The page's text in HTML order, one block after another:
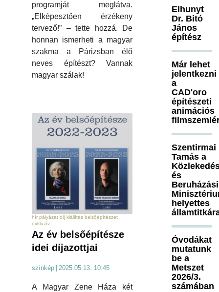
programját meglátva.
„Elképesztően érzékeny
tervező!” – tette hozzá. De
honnan ismerheti a magyar
szakma a Párizsban élő
neves építészt? Vannak
magyar szálak!
hír pályázat díj kiállítás belsőépítészet
exkluzív
Az év belsőépítésze
idei díjazottjai
színkép 2025.05.13. 10:45
A Magyar Zene Háza két
Elhunyt
Dr. Bitó
János
építész
Már lehet
jelentkezni
a
CAD'oro
építészeti
animációs
Szentirmai
Tamás a
és
Beruházási
helyettes
Óvodákat
mutatunk
be a
Metszet
2026/3.
számában